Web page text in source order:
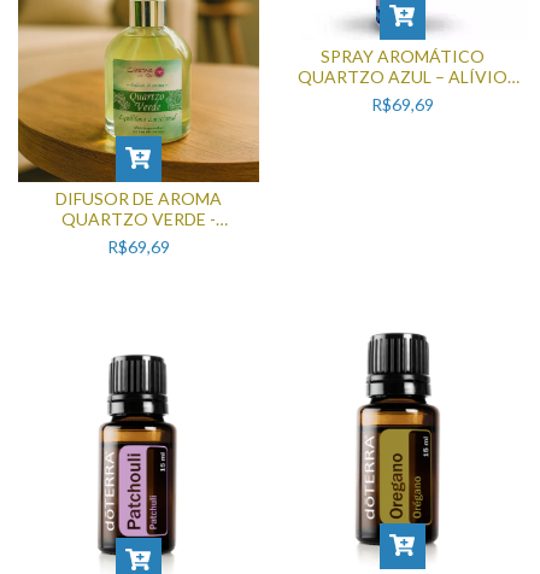
DIFUSOR DE AROMA
QUARTZO VERDE -
EQUILÍBRIO EMOCIONAL
240ML
R$69,69
SPRAY AROMÁTICO
QUARTZO AZUL – ALÍVIO
(110ML)
R$69,69